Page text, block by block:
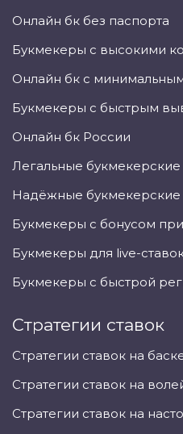
Онлайн бк без паспорта
Букмекеры с высокими
Онлайн бк с
Букмекеры с быстрым
Онлайн бк России
Легальные
Надёжные букмекерские
Букмекеры с бонусом
Букмекеры для live-
Букмекеры с быстрой
Стратегии ставок
Стратегии ставок на
Стратегии ставок на
Стратегии ставок на